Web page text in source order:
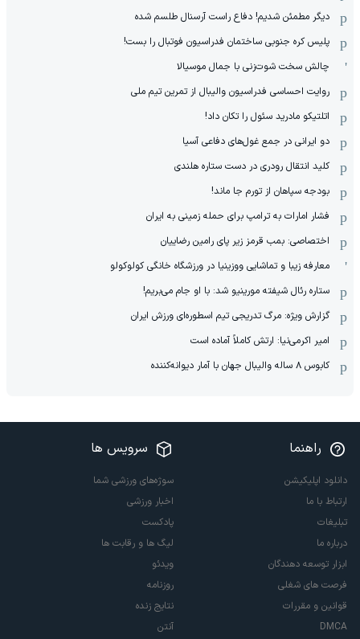
دیگر مطمئن شدیم! دفاع راست آرسنال طلسم شده
پلیس کره ‌جنوبی ساختمان فدراسیون فوتبال را بست!
چالش سخت شوت‌زنی با جمال موسیالا
روایت احساسی فدراسیون والیبال از تمرین تیم ملی
اتلتیکو مادرید سئول را تکان داد!
دو ایرانی در جمع غول‌های دفاعی آسیا
کلید انتقال رودری در دست ستاره هلندی
بودجه سپاهان از تورم جا ماند!
فشار امارات به ترامپ برای حمله زمینی به ایران
اختصاصی: بمب قرمز زیر پای رامین رضاییان
معارفه زیبا و تماشایی ووزینیا در ورزشگاه خانگی کولوکولو
ستاره رئال شیفته مورینیو شد: با او جام می‌بریم!
گزارش ویژه: مرگ تدریجی تیم اسطوره‌ای ورزش ایران
امیر اکرمی‌نیا: ارتش کاملاً آماده است
کابوس ۸ ساله والیبال جهان با آمار دیوانه‌کننده
راهنما
دانلود اپلیکیشن
ارتباط با ما
تبلیغات
درباره ما
ابزار توسعه دهندگان
فرصت های شغلی
قوانین و مقررات
DMCA
سرویس ها
سوژه‌های ورزشی شما
اخبار ورزشی
پادکست
لیگ ها و رقابت ها
ویدئو
روزنامه
نتایج زنده
آنتن